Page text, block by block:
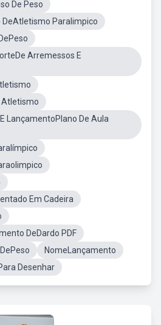
De Peso
DeAtletismo Paralimpico
Arremessos E
Atletismo
LançamentoPlano De Aula
Em Cadeira
DeDardo PDF
NomeLançamento
Desenhar